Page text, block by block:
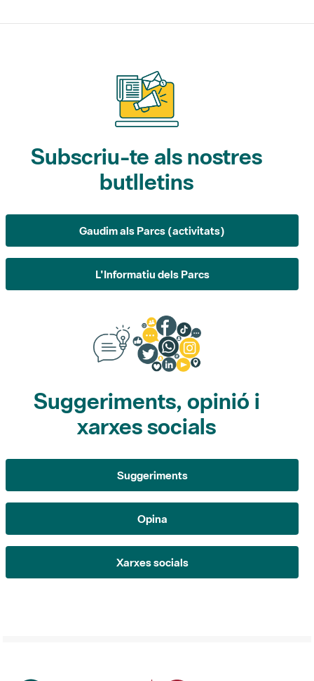
Subscriu-te als nostres
butlletins
Gaudim als Parcs (activitats)
L'Informatiu dels Parcs
Suggeriments, opinió i
xarxes socials
Suggeriments
Opina
Xarxes socials